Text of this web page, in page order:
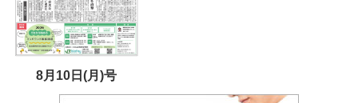
8月10日(月)号